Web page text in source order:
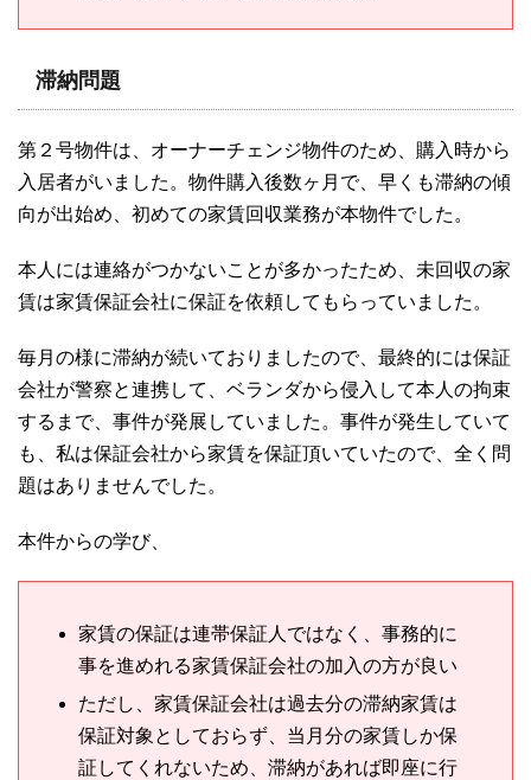
滞納問題
第２号物件は、オーナーチェンジ物件のため、購入時から
入居者がいました。物件購入後数ヶ月で、早くも滞納の傾
向が出始め、初めての家賃回収業務が本物件でした。
本人には連絡がつかないことが多かったため、未回収の家
賃は家賃保証会社に保証を依頼してもらっていました。
毎月の様に滞納が続いておりましたので、最終的には保証
会社が警察と連携して、ベランダから侵入して本人の拘束
するまで、事件が発展していました。事件が発生していて
も、私は保証会社から家賃を保証頂いていたので、全く問
題はありませんでした。
本件からの学び、
家賃の保証は連帯保証人ではなく、事務的に
事を進めれる家賃保証会社の加入の方が良い
ただし、家賃保証会社は過去分の滞納家賃は
保証対象としておらず、当月分の家賃しか保
証してくれないため、滞納があれば即座に行